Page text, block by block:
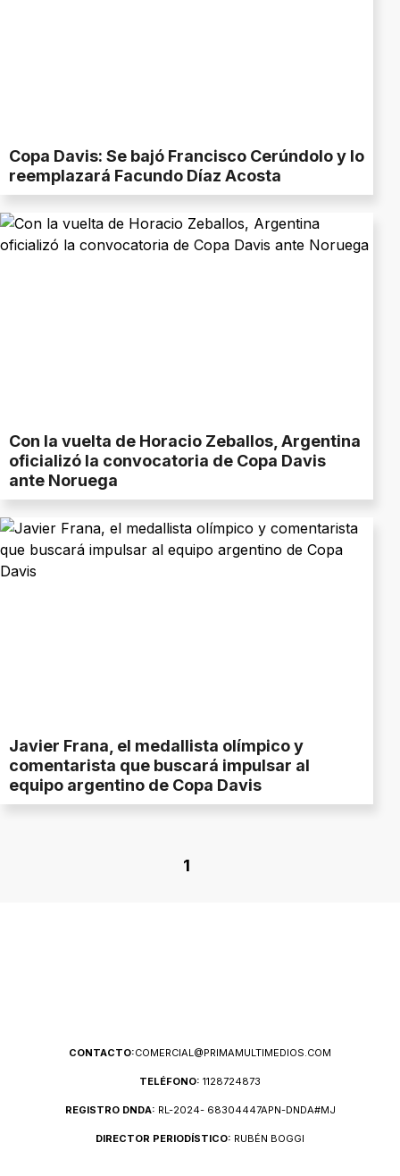
Copa Davis: Se bajó Francisco Cerúndolo y lo
reemplazará Facundo Díaz Acosta
Con la vuelta de Horacio Zeballos, Argentina
oficializó la convocatoria de Copa Davis
ante Noruega
Javier Frana, el medallista olímpico y
comentarista que buscará impulsar al
equipo argentino de Copa Davis
1
CONTACTO:COMERCIAL@PRIMAMULTIMEDIOS.COM
TELÉFONO: 1128724873
REGISTRO DNDA: RL-2024- 68304447APN-DNDA#MJ
DIRECTOR PERIODÍSTICO: RUBÉN BOGGI